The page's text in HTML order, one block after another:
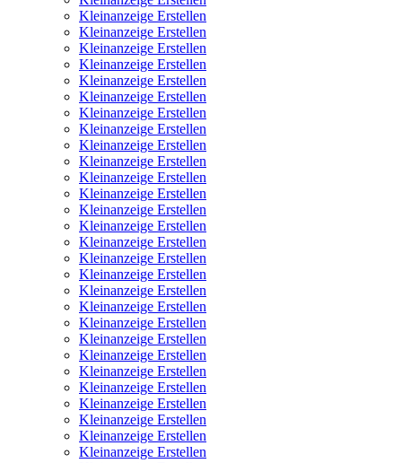
Kleinanzeige Erstellen
Kleinanzeige Erstellen
Kleinanzeige Erstellen
Kleinanzeige Erstellen
Kleinanzeige Erstellen
Kleinanzeige Erstellen
Kleinanzeige Erstellen
Kleinanzeige Erstellen
Kleinanzeige Erstellen
Kleinanzeige Erstellen
Kleinanzeige Erstellen
Kleinanzeige Erstellen
Kleinanzeige Erstellen
Kleinanzeige Erstellen
Kleinanzeige Erstellen
Kleinanzeige Erstellen
Kleinanzeige Erstellen
Kleinanzeige Erstellen
Kleinanzeige Erstellen
Kleinanzeige Erstellen
Kleinanzeige Erstellen
Kleinanzeige Erstellen
Kleinanzeige Erstellen
Kleinanzeige Erstellen
Kleinanzeige Erstellen
Kleinanzeige Erstellen
Kleinanzeige Erstellen
Kleinanzeige Erstellen